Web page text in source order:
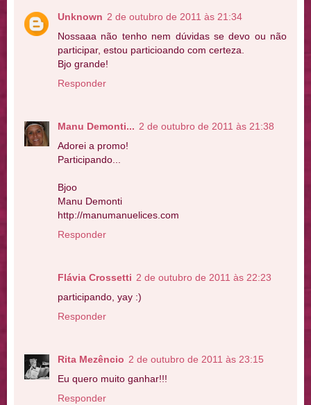
Unknown 2 de outubro de 2011 às 21:34
Nossaaa não tenho nem dúvidas se devo ou não
participar, estou particioando com certeza.
Bjo grande!
Responder
Manu Demonti... 2 de outubro de 2011 às 21:38
Adorei a promo!
Participando...
Bjoo
Manu Demonti
http://manumanuelices.com
Responder
Flávia Crossetti 2 de outubro de 2011 às 22:23
participando, yay :)
Responder
Rita Mezêncio 2 de outubro de 2011 às 23:15
Eu quero muito ganhar!!!
Responder